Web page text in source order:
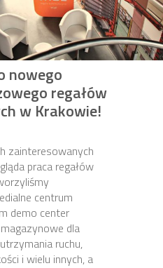
nowego
regałów
w Krakowie!
zainteresowanych
praca regałów
centrum
demo center
dla
ruchu,
i wielu innych, a